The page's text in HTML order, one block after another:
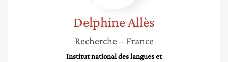
DelphineAllès
Recherche – France
Institut national des langues et